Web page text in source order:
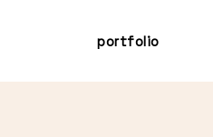
portfolio